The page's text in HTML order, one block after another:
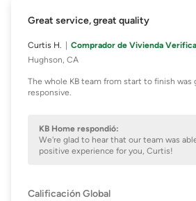
Great service, great quality
Curtis H. Comprador de Vivienda
Hughson, CA
The whole KB team from start to finish was
responsive.
KB Home respondió:
We're glad to hear that our team was
positive experience for you, Curtis!
Calificación Global